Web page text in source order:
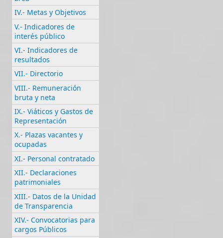
IV.- Metas y Objetivos
V.- Indicadores de
interés público
VI.- Indicadores de
resultados
VII.- Directorio
VIII.- Remuneración
bruta y neta
IX.- Viáticos y Gastos de
Representación
X.- Plazas vacantes y
ocupadas
XI.- Personal contratado
XII.- Declaraciones
patrimoniales
XIII.- Datos de la Unidad
de Transparencia
XIV.- Convocatorias para
cargos Públicos